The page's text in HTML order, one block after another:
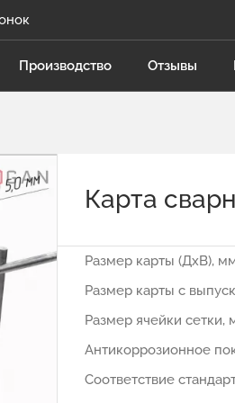
Задать вопрос
Поликарпова
Отдел продаж Гидравлика
Производство Отзывы
Карта
Размер карты (ДхВ),
Размер карты с
Размер ячейки сетки,
Антикоррозионное
Соответствие